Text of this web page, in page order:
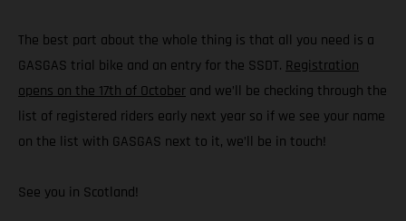
The best part about the whole thing is that all you need is a
GASGAS trial bike and an entry for the SSDT. Registration
opens on the 17th of October and we’ll be checking through the
list of registered riders early next year so if we see your name
on the list with GASGAS next to it, we’ll be in touch!
See you in Scotland!